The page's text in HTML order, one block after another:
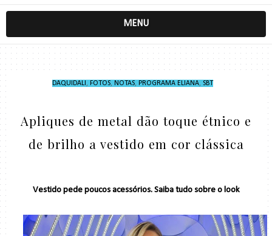
MENU
DAQUIDALI , FOTOS, NOTAS, PROGRAMA ELIANA, SBT
Apliques de metal dão toque étnico e
de brilho a vestido em cor clássica
Vestido pede poucos acessórios. Saiba tudo sobre o look